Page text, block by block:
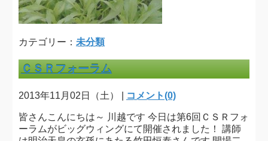
カテゴリー： 未分類
ＣＳＲフォーラム
2013年11月02日（土） | コメント(0)
皆さんこんにちは～ 川越です 今日は第6回ＣＳＲフォ
ーラムがビッグウィングにて開催されました！ 講師